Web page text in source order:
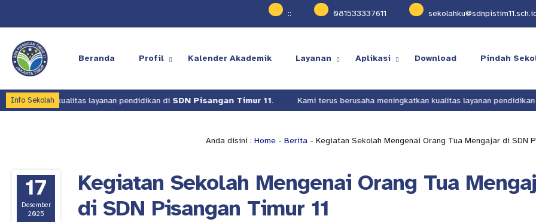
:: 081533337611
Beranda Profil Kalender Akademik Layanan Aplikasi Download Pindah
Info Sekolah
kualitas layanan pendidikan diSDN Pisangan Timur 11. Kami terus berusaha meningkatkan kualitas layanan pendidikan diSDN
Anda disini : Home - Berita - Kegiatan Sekolah Mengenai Orang Tua Mengajar di SDN
17
Desember
2025
Kegiatan Sekolah Mengenai Orang Tua
di SDN Pisangan Timur 11